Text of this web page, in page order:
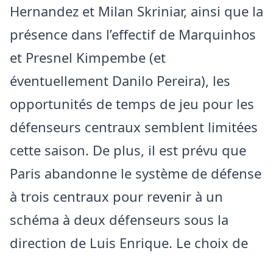
Hernandez et Milan Skriniar, ainsi que la
présence dans l’effectif de Marquinhos
et Presnel Kimpembe (et
éventuellement Danilo Pereira), les
opportunités de temps de jeu pour les
défenseurs centraux semblent limitées
cette saison. De plus, il est prévu que
Paris abandonne le système de défense
à trois centraux pour revenir à un
schéma à deux défenseurs sous la
direction de Luis Enrique. Le choix de